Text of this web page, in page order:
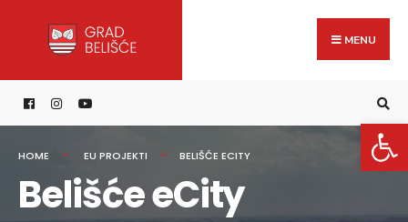
MENU
HOME EU PROJEKTI BELIŠĆE ECITY
Belišće eCity